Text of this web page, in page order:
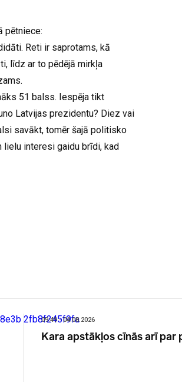
pētniece:
Reti ir saprotams, kā
līdz ar to pēdējā mirkļa
51 balss. Iespēja tikt
Latvijas prezidentu? Diez vai
savākt, tomēr šajā politisko
interesi gaidu brīdi, kad
09:49 - 04.08.2026
Kara apstākļos cīnās arī par